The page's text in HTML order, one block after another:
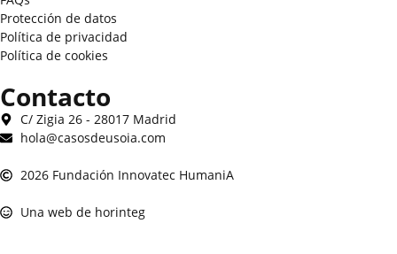
Protección de datos
Política de privacidad
Política de cookies
Contacto
C/ Zigia 26 - 28017 Madrid
hola@casosdeusoia.com
2026 Fundación Innovatec HumaniA
Una web de horinteg